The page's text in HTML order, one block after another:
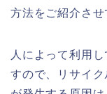
方法をご紹介させ
人によって利用
すので、リサイ